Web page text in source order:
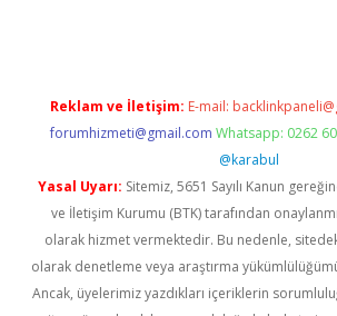
Reklam ve İletişim: E-mail:
forumhizmeti@gmail.com Whatsapp: 0262
@karabul
Yasal Uyarı: Sitemiz, 5651 Sayılı Kanun
ve İletişim Kurumu (BTK) tarafından
olarak hizmet vermektedir. Bu nedenle,
olarak denetleme veya araştırma
Ancak, üyelerimiz yazdıkları içeriklerin